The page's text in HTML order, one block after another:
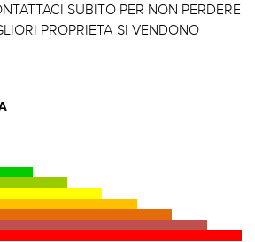
SUBITO PER NON PERDERE
PROPRIETA' SI VENDONO